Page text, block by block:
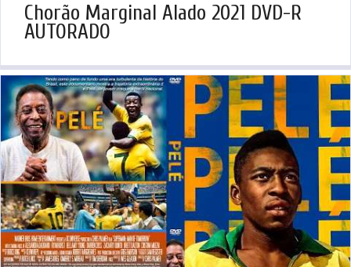
Chorão Marginal Alado 2021 DVD-R
AUTORADO